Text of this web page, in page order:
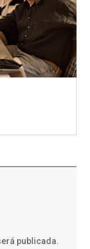
publicada.